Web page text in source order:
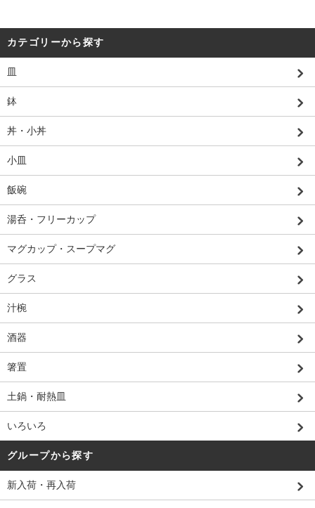
カテゴリーから探す
皿
鉢
丼・小丼
小皿
飯碗
湯呑・フリーカップ
マグカップ・スープマグ
グラス
汁椀
酒器
箸置
土鍋・耐熱皿
いろいろ
グループから探す
新入荷・再入荷